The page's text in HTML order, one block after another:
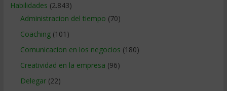
Habilidades (2.843)
Administracion del tiempo (70)
Coaching(101)
Comunicacion en los negocios (180)
Creatividad en la empresa (96)
Delegar(22)